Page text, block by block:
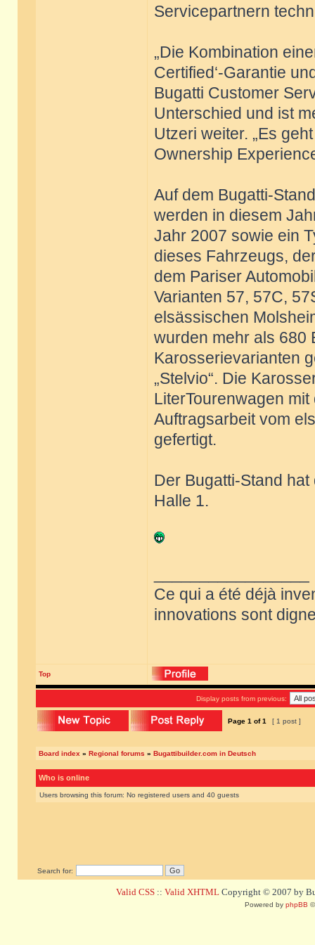
Servicepartnern
„Die Kombination
Certified‘-Garantie
Bugatti Customer
Unterschied und ist
Utzeri weiter. „Es
Ownership
Auf dem Bugatti-
werden in diesem
Jahr 2007 sowie ein
dieses Fahrzeugs,
dem Pariser
Varianten 57, 57C,
elsässischen
wurden mehr als 680
Karosserievarianten
„Stelvio“. Die
LiterTourenwagen
Auftragsarbeit vom
gefertigt.
Der Bugatti-Stand
Halle 1.
Ce qui a été déjà
innovations sont
Top
Display posts from previous:
Page 1 of1 [ 1 post ]
Board index » Regional forums » Bugattibuilder.com in Deutsch
Who is online
Users browsing this forum: No registered users and 40 guests
Search for:
Valid CSS :: Valid XHTML Copyright © 2007 by
Powered by phpBB